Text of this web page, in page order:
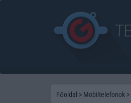
Főoldal > Mobiltelefonok >